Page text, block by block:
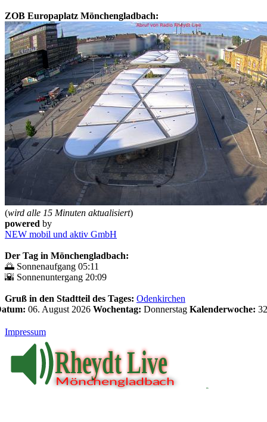
ZOB Europaplatz Mönchengladbach:
(wird alle 15 Minuten aktualisiert)
powered by
NEW mobil und aktiv GmbH
Der Tag in Mönchengladbach:
🌅 Sonnenaufgang 05:11
🌇 Sonnenuntergang 20:09
Gruß in den Stadtteil des Tages: Odenkirchen
06. August 2026 Wochentag: Donnerstag Kalenderwoche: 32
Impressum